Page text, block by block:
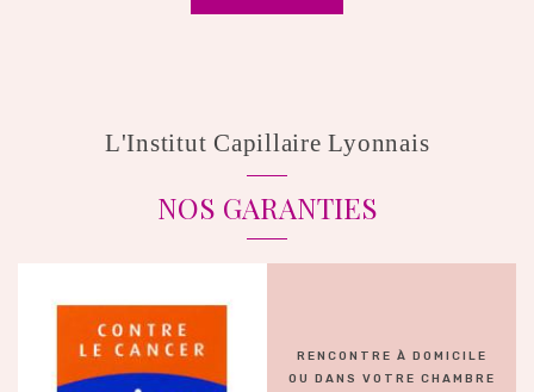
L'Institut Capillaire Lyonnais
NOS GARANTIES
RENCONTRE À DOMICILE
OU DANS VOTRE CHAMBRE